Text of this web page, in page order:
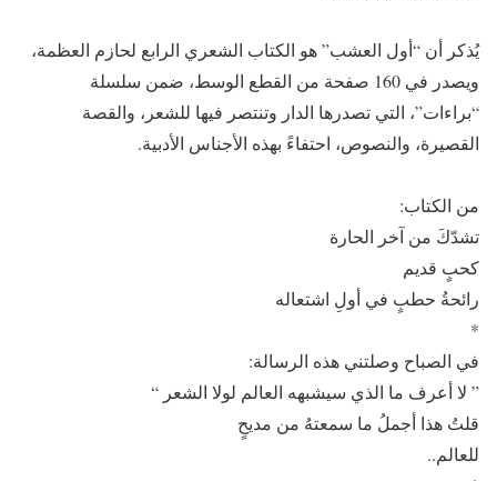
يُذكر أن “أول العشب” هو الكتاب الشعري الرابع لحازم العظمة،
ويصدر في 160 صفحة من القطع الوسط، ضمن سلسلة
“براءات”، التي تصدرها الدار وتنتصر فيها للشعر، والقصة
القصيرة، والنصوص، احتفاءً بهذه الأجناس الأدبية.
من الكتاب:
تشدّكَ من آخر الحارة
كحبٍ قديم
رائحةُ حطبٍ في أولِ اشتعاله
*
في الصباح وصلتني هذه الرسالة:
” لا أعرف ما الذي سيشبهه العالم لولا الشعر “
قلتُ هذا أجملُ ما سمعتهُ من مديحٍ
للعالم..